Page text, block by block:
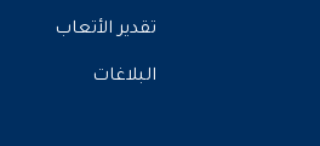
تقدير الأتعاب
البلاغات